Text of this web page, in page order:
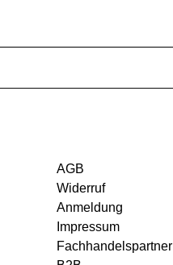
AGB
Widerruf
Anmeldung
Impressum
Fachhandelspartner